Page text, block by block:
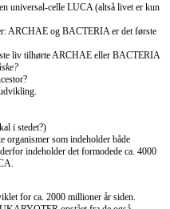
universal-celle LUCA (altså livet er kun
ARCHAE og BACTERIA er det første
liv tilhørte ARCHAE eller BACTERIA
i stedet?)
organismer som indeholder både
indeholder det formodede ca. 4000
for ca. 2000 millioner år siden.